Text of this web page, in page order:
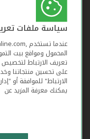
بيت التمويل
شروط وأحكام
سياسة ملفات
المحمول ومواقع بيت
تعريف الارتباط
على تحسين منتجاتنا
الارتباط" للموافقة أو
يمكنك معرفة المزيد عن